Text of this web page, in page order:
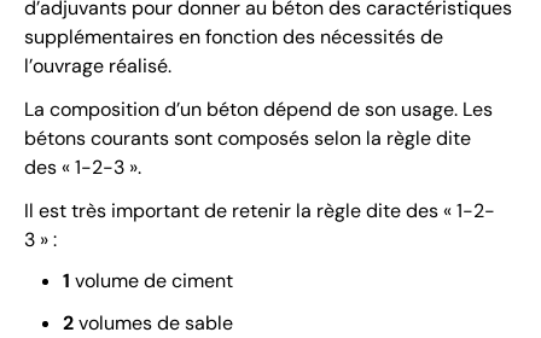
d’adjuvants pour donner au béton des caractéristiques
supplémentaires en fonction des nécessités de
l’ouvrage réalisé.
La composition d’un béton dépend de son usage. Les
bétons courants sont composés selon la règle dite
des « 1-2-3 ».
Il est très important de retenir la règle dite des « 1-2-
3 » :
1 volume de ciment
2volumes de sable